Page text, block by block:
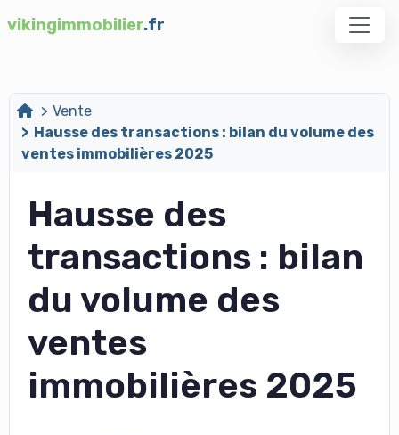
vikingimmobilier.fr
Vente
Hausse des transactions : bilan du volume des
ventes immobilières 2025
Hausse des
transactions : bilan
du volume des
ventes
immobilières 2025